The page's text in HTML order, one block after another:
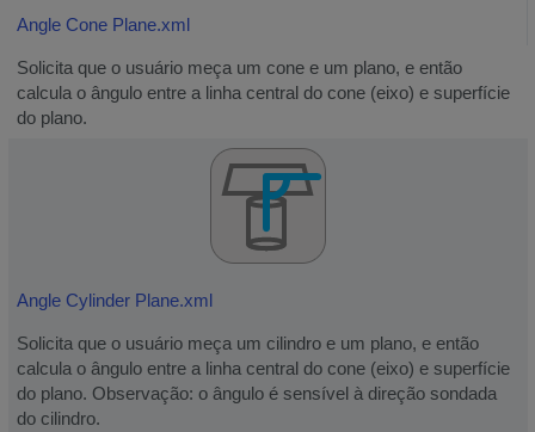
Angle Cone Plane.xml
Solicita que o usuário meça um cone e um plano, e então
calcula o ângulo entre a linha central do cone (eixo) e superfície
do plano.
Angle Cylinder Plane.xml
Solicita que o usuário meça um cilindro e um plano, e então
calcula o ângulo entre a linha central do cone (eixo) e superfície
do plano. Observação: o ângulo é sensível à direção sondada
do cilindro.